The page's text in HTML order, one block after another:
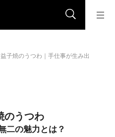
子焼のうつわ｜手仕事が生み出
のうつわ
二の魅力とは？